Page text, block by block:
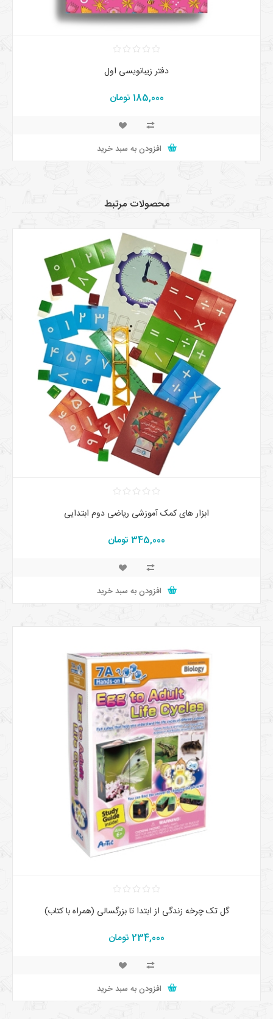
دفتر زیبانویسی اول
185,000 تومان
افزودن به سبد خرید
محصولات مرتبط
ابزار های کمک آموزشی ریاضی دوم ابتدایی
345,000 تومان
افزودن به سبد خرید
گل تک چرخه زندگی از ابتدا تا بزرگسالی (همراه با کتاب)
234,000 تومان
افزودن به سبد خرید